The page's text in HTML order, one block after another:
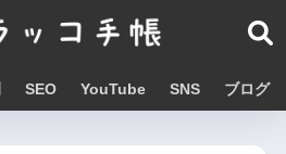
SEO YouTube SNS ブログ